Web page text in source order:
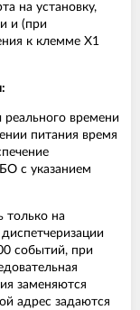
на установку,
и (при
к клемме Х1
времени
питания время
с указанием
на
событий, при
заменяются
адрес задаются